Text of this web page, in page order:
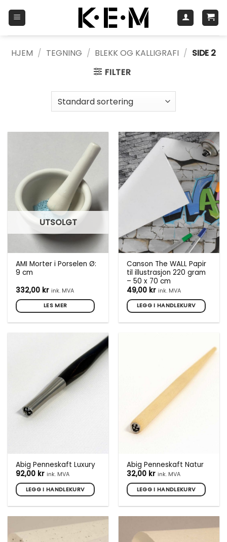
HJEM / TEGNING / BLEKK OG KALLIGRAFI / SIDE 2
FILTER
UTSOLGT
AMI Morter i Porselen Ø:
9 cm
332,00 kr ink. MVA
LES MER
Canson The WALL Papir
til illustrasjon 220 gram
– 50 x 70 cm
49,00 kr ink. MVA
LEGG I HANDLEKURV
Abig Penneskaft Luxury
92,00 kr ink. MVA
LEGG I HANDLEKURV
Abig Penneskaft Natur
32,00 kr ink. MVA
LEGG I HANDLEKURV